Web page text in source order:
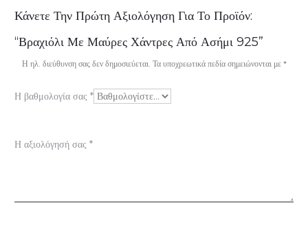
Α
ξ
ο
ο
σ
Κάνετε Την Πρώτη Αξιολόγηση Για Το Προϊόν:
“Βραχιόλι Με Μαύρες Χάντρες Από Ασήμι 925”
Η ηλ. διεύθυνση σας δεν δημοσιεύεται. Τα υποχρεωτικά πεδία σημειώνονται με *
Η βαθμολογία σας *
Η αξιολόγησή σας *